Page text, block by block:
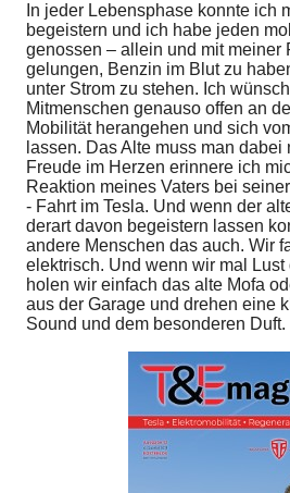
In jeder Lebensphase konnte ich
begeistern und ich habe jeden
genossen – allein und mit meiner
gelungen, Benzin im Blut zu
unter Strom zu stehen. Ich
Mitmenschen genauso offen an
Mobilität herangehen und sich
lassen. Das Alte muss man dabei
Freude im Herzen erinnere ich
Reaktion meines Vaters bei
- Fahrt im Tesla. Und wenn der
derart davon begeistern lassen
andere Menschen das auch. Wir
elektrisch. Und wenn wir mal Lust
holen wir einfach das alte Mofa
aus der Garage und drehen eine
Sound und dem besonderen Duft.